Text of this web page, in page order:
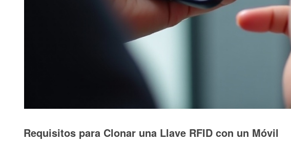
Requisitos para Clonar una Llave RFID con un Móvil